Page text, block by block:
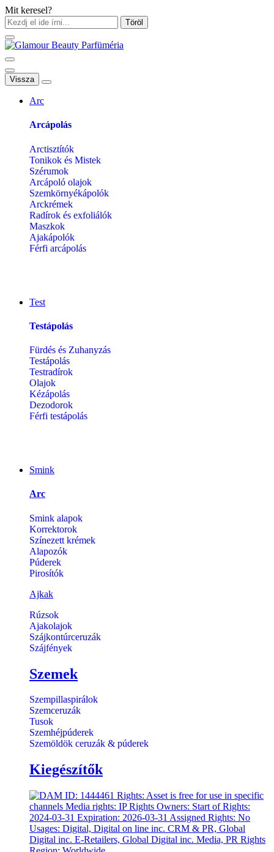
Mit keresel?
Töröl
Vissza
Arc
Arcápolás
Arctisztítók
Tonikok és Mistek
Szérumok
Arcápoló olajok
Szemkörnyékápolók
Arckrémek
Radírok és exfoliálók
Maszkok
Ajakápolók
Férfi arcápolás
Test
Testápolás
Fürdés és Zuhanyzás
Testápolás
Testradírok
Olajok
Kézápolás
Dezodorok
Férfi testápolás
Smink
Arc
Smink alapok
Korrektorok
Színezett krémek
Alapozók
Púderek
Pirosítók
Ajkak
Rúzsok
Ajakolajok
Szájkontúrceruzák
Szájfények
Szemek
Szempillaspirálok
Szemceruzák
Tusok
Szemhéjpúderek
Szemöldök ceruzák & púderek
Kiegészítők